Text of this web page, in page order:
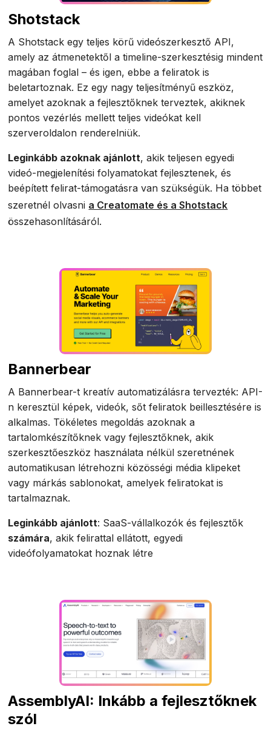
Shotstack
A Shotstack egy teljes körű videószerkesztő API,
amely az átmenetektől a timeline-szerkesztésig mindent
magában foglal – és igen, ebbe a feliratok is
beletartoznak. Ez egy nagy teljesítményű eszköz,
amelyet azoknak a fejlesztőknek terveztek, akiknek
pontos vezérlés mellett teljes videókat kell
szerveroldalon renderelniük.
Leginkább azoknak ajánlott, akik teljesen egyedi
videó-megjelenítési folyamatokat fejlesztenek, és
beépített felirat-támogatásra van szükségük. Ha többet
szeretnél olvasni a Creatomate és a Shotstack
összehasonlításáról.
Bannerbear
A Bannerbear-t kreatív automatizálásra tervezték: API-
n keresztül képek, videók, sőt feliratok beillesztésére is
alkalmas. Tökéletes megoldás azoknak a
tartalomkészítőknek vagy fejlesztőknek, akik
szerkesztőeszköz használata nélkül szeretnének
automatikusan létrehozni közösségi média klipeket
vagy márkás sablonokat, amelyek feliratokat is
tartalmaznak.
Leginkább ajánlott: SaaS-vállalkozók és fejlesztők
számára, akik felirattal ellátott, egyedi
videófolyamatokat hoznak létre
AssemblyAI: Inkább a fejlesztőknek
szól